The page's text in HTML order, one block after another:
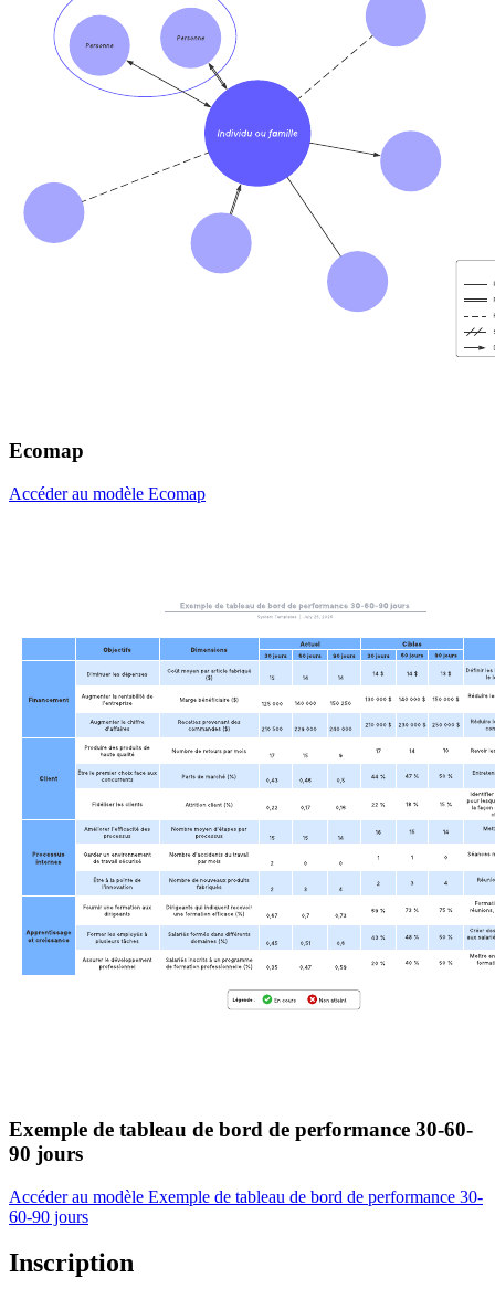
Ecomap
Accéder au modèle Ecomap
Exemple de tableau de bord de performance 30-60-
90 jours
Accéder au modèle Exemple de tableau de bord de performance 30-
60-90 jours
Inscription